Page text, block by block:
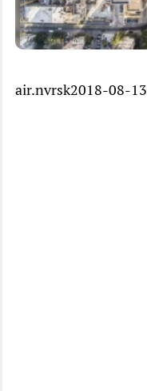
air.nvrsk2018-08-13